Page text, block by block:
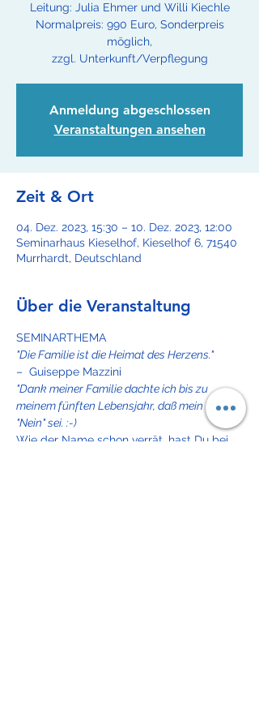
Leitung: Julia Ehmer und Willi Kiechle
Normalpreis: 990 Euro, Sonderpreis
möglich,
zzgl. Unterkunft/Verpflegung
Anmeldung abgeschlossen
Veranstaltungen ansehen
Zeit & Ort
04. Dez. 2023, 15:30 – 10. Dez. 2023, 12:00
Seminarhaus Kieselhof, Kieselhof 6, 71540
Murrhardt, Deutschland
Über die Veranstaltung
SEMINARTHEMA
"Die Familie ist die Heimat des Herzens."
–  Guiseppe Mazzini
"Dank meiner Familie dachte ich bis zu
meinem fünften Lebensjahr, daß mein Name
"Nein" sei. :-)
Wie der Name schon verrät, hast Du bei